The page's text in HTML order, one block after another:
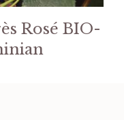
Rosé BIO-